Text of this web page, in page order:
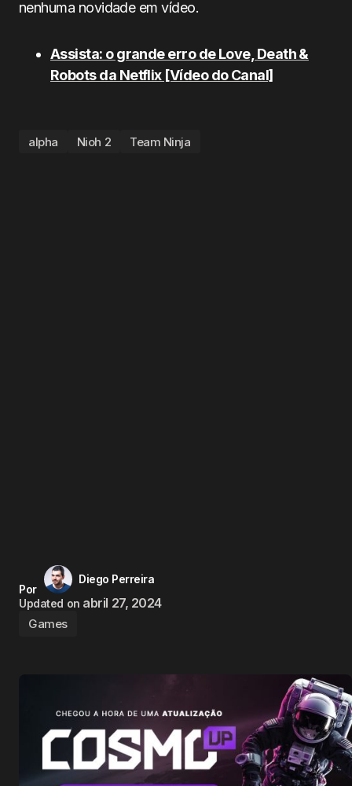
nenhuma novidade em vídeo.
Assista: o grande erro de Love, Death &
Robots da Netflix [Vídeo do Canal]
alpha Nioh 2 Team Ninja
Por
Diego Perreira
Updated on abril 27, 2024
Games